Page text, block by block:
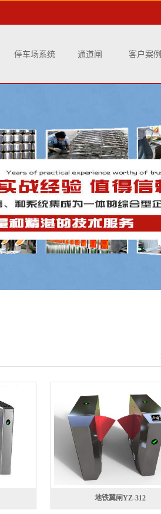
停车场系统 通道闸 客户案例
地铁翼闸YZ-312